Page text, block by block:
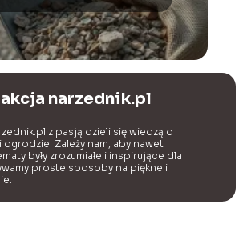
narzednik.pl
z pasją dzieli się wiedzą o
Zależy nam, aby nawet
były zrozumiałe i inspirujące dla
proste sposoby na piękne i